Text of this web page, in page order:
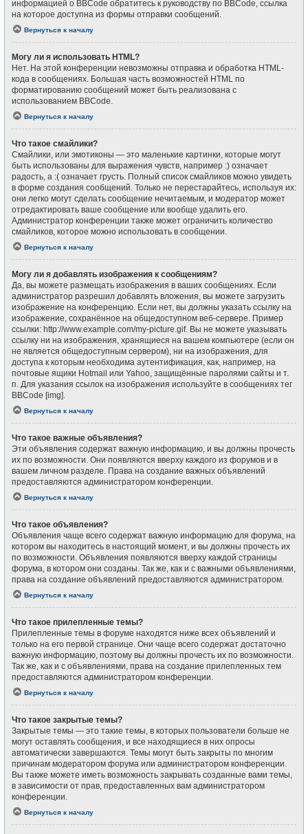
информацией о BBCode обратитесь к руководству по BBCode, ссылка
на которое доступна из формы отправки сообщений.
Вернуться к началу
Могу ли я использовать HTML?
Нет. На этой конференции невозможны отправка и обработка HTML-
кода в сообщениях. Большая часть возможностей HTML по
форматированию сообщений может быть реализована с
использованием BBCode.
Вернуться к началу
Что такое смайлики?
Смайлики, или эмотиконы — это маленькие картинки, которые могут
быть использованы для выражения чувств, например :) означает
радость, а :( означает грусть. Полный список смайликов можно увидеть
в форме создания сообщений. Только не перестарайтесь, используя их:
они легко могут сделать сообщение нечитаемым, и модератор может
отредактировать ваше сообщение или вообще удалить его.
Администратор конференции также может ограничить количество
смайликов, которое можно использовать в сообщении.
Вернуться к началу
Могу ли я добавлять изображения к сообщениям?
Да, вы можете размещать изображения в ваших сообщениях. Если
администратор разрешил добавлять вложения, вы можете загрузить
изображение на конференцию. Если нет, вы должны указать ссылку на
изображение, сохранённое на общедоступном веб-сервере. Пример
ссылки: http://www.example.com/my-picture.gif. Вы не можете указывать
ссылку ни на изображения, хранящиеся на вашем компьютере (если он
не является общедоступным сервером), ни на изображения, для
доступа к которым необходима аутентификация, как, например, на
почтовые ящики Hotmail или Yahoo, защищённые паролями сайты и т.
п. Для указания ссылок на изображения используйте в сообщениях тег
BBCode [img].
Вернуться к началу
Что такое важные объявления?
Эти объявления содержат важную информацию, и вы должны прочесть
их по возможности. Они появляются вверху каждого из форумов и в
вашем личном разделе. Права на создание важных объявлений
предоставляются администратором конференции.
Вернуться к началу
Что такое объявления?
Объявления чаще всего содержат важную информацию для форума, на
котором вы находитесь в настоящий момент, и вы должны прочесть их
по возможности. Объявления появляются вверху каждой страницы
форума, в котором они созданы. Так же, как и с важными объявлениями,
права на создание объявлений предоставляются администратором.
Вернуться к началу
Что такое прилепленные темы?
Прилепленные темы в форуме находятся ниже всех объявлений и
только на его первой странице. Они чаще всего содержат достаточно
важную информацию, поэтому вы должны прочесть их по возможности.
Так же, как и с объявлениями, права на создание прилепленных тем
предоставляются администратором конференции.
Вернуться к началу
Что такое закрытые темы?
Закрытые темы — это такие темы, в которых пользователи больше не
могут оставлять сообщения, и все находящиеся в них опросы
автоматически завершаются. Темы могут быть закрыты по многим
причинам модератором форума или администратором конференции.
Вы также можете иметь возможность закрывать созданные вами темы,
в зависимости от прав, предоставленных вам администратором
конференции.
Вернуться к началу